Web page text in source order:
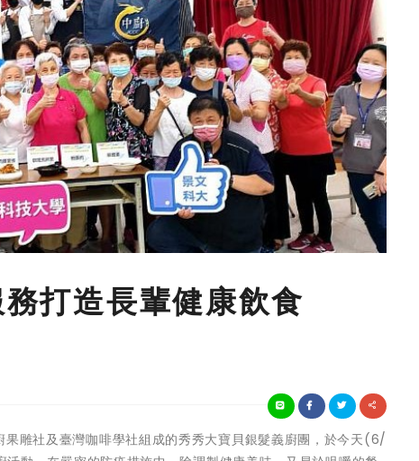
打造長輩健康飲食
雕社及臺灣咖啡學社組成的秀秀大寶貝銀髮義廚團，於今天(6/